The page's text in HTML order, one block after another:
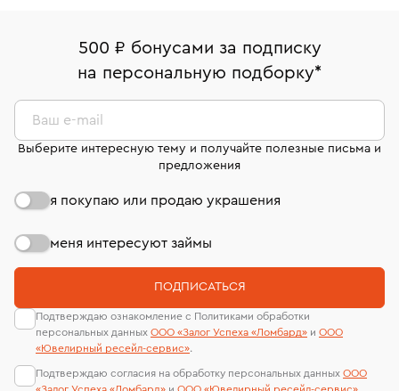
Золотые серьги пусеты (гвоздики) Серьги Cartier
Серьги с изумрудами и бриллиантами
Серьги с желтыми бриллиантами Серьги с рубином
Серьги дорожка с бриллиантами
Серьги с топазом и бриллиантами
Серьги с турмалином Серьги с раухтопазом
Серьги дорожки Серьги с розовым кварцем
500 ₽ бонусами за подписку
на персональную подборку*
Ваш e-mail
Выберите интересную тему и получайте полезные письма и
предложения
я покупаю или продаю украшения
меня интересуют займы
ПОДПИСАТЬСЯ
Подтверждаю ознакомление с Политиками обработки
персональных данных ООО «Залог Успеха «Ломбард» и ООО
«Ювелирный ресейл-сервиc».
Подтверждаю согласия на обработку персональных данных ООО
«Залог Успеха «Ломбард» и ООО «Ювелирный ресейл-сервиc».